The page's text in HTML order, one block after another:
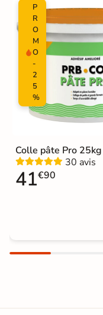
Pose
Support
Normes
Origine
P
R
O
M
O
-
2
5
%
Colle pâte Pro 25kg
30 avis
41€90